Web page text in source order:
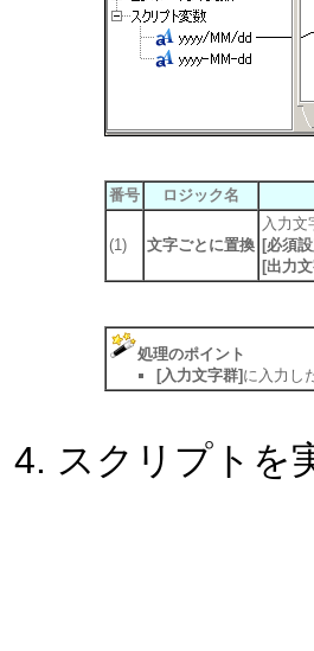
番号 ロジック名
(1) 文字ごとに置換
入力文
[必須
[出力
処理のポイント
[入力文字群] に入力し
スクリプトを